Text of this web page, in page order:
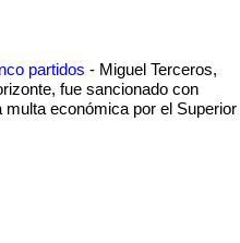
partidos - Miguel Terceros,
fue sancionado con
económica por el Superior